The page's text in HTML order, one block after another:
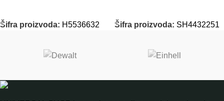
Šifra proizvoda: H5536632 Šifra proizvoda: SH4432251